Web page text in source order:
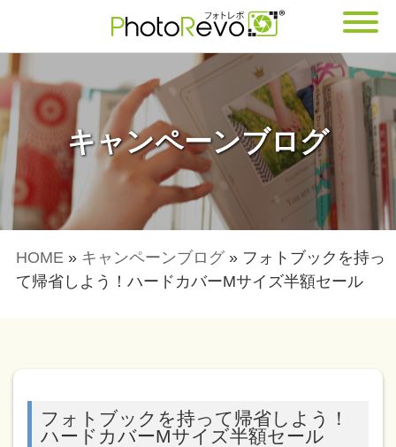
キャンペーンブログ
HOME » キャンペーンブログ » フォトブックを持っ
て帰省しよう！ハードカバーMサイズ半額セール
フォトブックを持って帰省しよう！
ハードカバーMサイズ半額セール